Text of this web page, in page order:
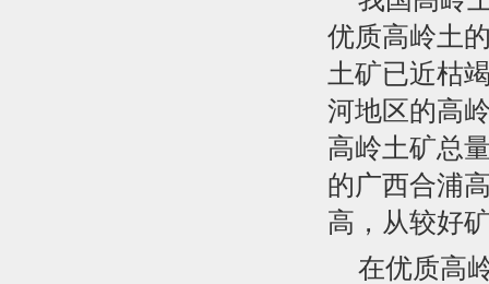
优质高岭土
土矿已近枯
河地区的高
高岭土矿总
的广西合浦
高，从较好
在优质高